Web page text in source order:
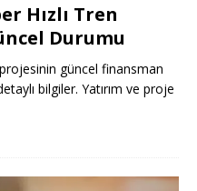
Hızlı Tren
Durumu
güncel finansman
bilgiler. Yatırım ve proje